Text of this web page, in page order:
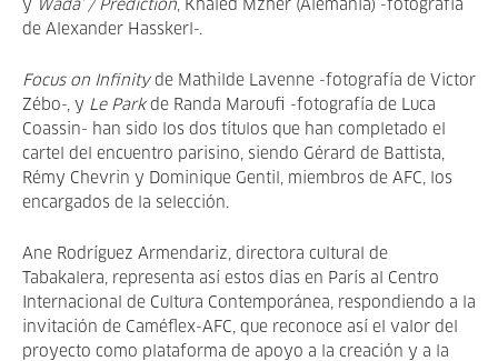
y
Wada’ / Prediction, Khaled Mzher (Alemania) -fotografía
de Alexander Hasskerl-.
Focus on Infinity de Mathilde Lavenne -fotografía de Victor
Zébo-, y Le Parkde Randa Maroufi -fotografía de Luca
Coassin- han sido los dos títulos que han completado el
cartel del encuentro parisino, siendo Gérard de Battista,
Rémy Chevrin y Dominique Gentil, miembros de AFC, los
encargados de la selección.
Ane Rodríguez Armendariz, directora cultural de
Tabakalera, representa así estos días en París al Centro
Internacional de Cultura Contemporánea, respondiendo a la
invitación de Caméflex-AFC, que reconoce así el valor del
proyecto como plataforma de apoyo a la creación y a la